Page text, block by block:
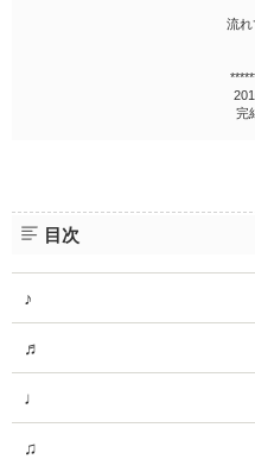
流れ
完
目次
♪
♬
♩
♫